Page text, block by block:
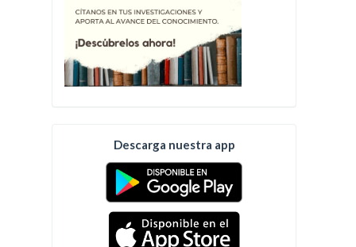
Descarga nuestra app